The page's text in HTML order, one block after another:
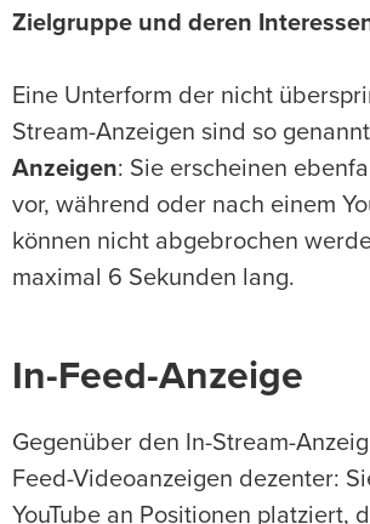
Zielgruppe und deren
Eine Unterform der nicht
Stream-Anzeigen sind so
Anzeigen: Sie erscheinen
vor, während oder nach einem
können nicht abgebrochen
maximal 6 Sekunden lang.
In-Feed-Anzeige
Gegenüber den In-Stream-
Feed-Videoanzeigen dezenter:
YouTube an Positionen platziert,